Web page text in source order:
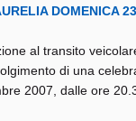
DOMENICA
al transito
di una
2007, dalle ore